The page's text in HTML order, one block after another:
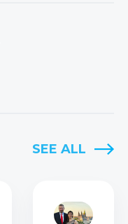
SEE ALL